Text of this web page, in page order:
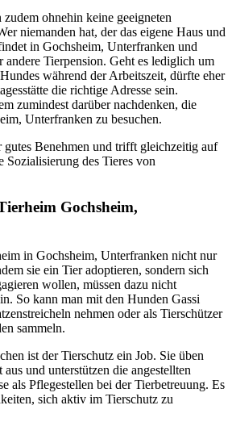
ohnehin keine geeigneten
niemanden hat, der das eigene Haus und
in Gochsheim, Unterfranken und
andere Tierpension. Geht es lediglich um
während der Arbeitszeit, dürfte eher
die richtige Adresse sein.
zumindest darüber nachdenken, die
Unterfranken zu besuchen.
Benehmen und trifft gleichzeitig auf
Sozialisierung des Tieres von
Gochsheim,
in Gochsheim, Unterfranken nicht nur
sie ein Tier adoptieren, sondern sich
wollen, müssen dazu nicht
So kann man mit den Hunden Gassi
nehmen oder als Tierschützer
sammeln.
ist der Tierschutz ein Job. Sie üben
aus und unterstützen die angestellten
als Pflegestellen bei der Tierbetreuung. Es
sich aktiv im Tierschutz zu